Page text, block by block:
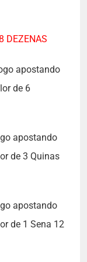
DEZENAS
apostando
de 6
apostando
de 3 Quinas
apostando
de 1 Sena 12